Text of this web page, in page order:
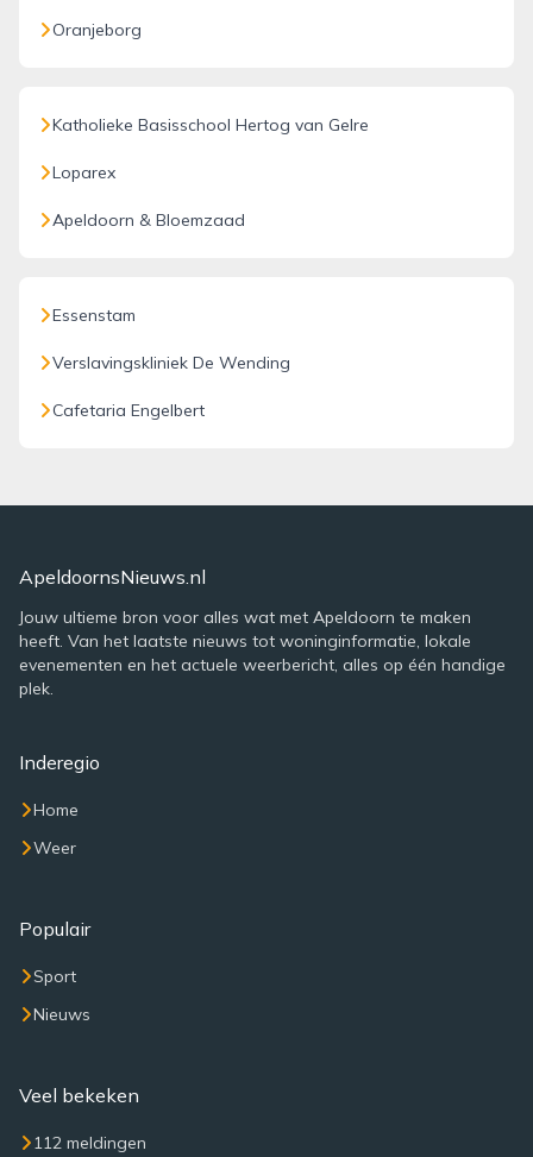
Oranjeborg
Katholieke Basisschool Hertog van Gelre
Loparex
Apeldoorn & Bloemzaad
Essenstam
Verslavingskliniek De Wending
Cafetaria Engelbert
ApeldoornsNieuws.nl
Jouw ultieme bron voor alles wat met Apeldoorn te maken
heeft. Van het laatste nieuws tot woninginformatie, lokale
evenementen en het actuele weerbericht, alles op één handige
plek.
Inderegio
Home
Weer
Populair
Sport
Nieuws
Veel bekeken
112 meldingen